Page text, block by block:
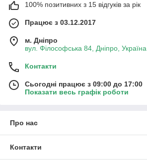
100% позитивних з 15 відгуків за рік
Працює з 03.12.2017
м. Дніпро
вул. Філософська 84, Дніпро, Україна
Контакти
Сьогодні працює з 09:00 до 17:00
Показати весь графік роботи
Про нас
Контакти